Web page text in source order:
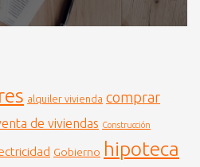
alquiler vivienda comprar
de viviendas Construcción
Gobierno hipoteca